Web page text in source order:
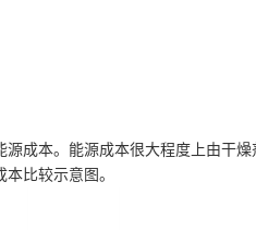
成本。能源成本很大程度上由干燥
比较示意图。